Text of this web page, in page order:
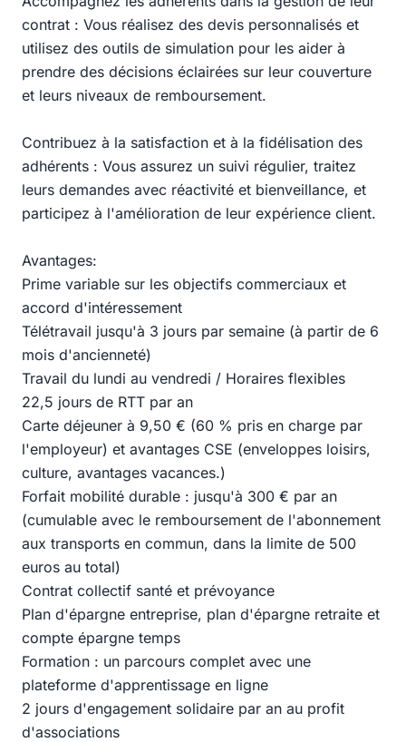
contrat : Vous réalisez des devis personnalisés et
utilisez des outils de simulation pour les aider à
prendre des décisions éclairées sur leur couverture
et leurs niveaux de remboursement.
Contribuez à la satisfaction et à la fidélisation des
adhérents : Vous assurez un suivi régulier, traitez
leurs demandes avec réactivité et bienveillance, et
participez à l'amélioration de leur expérience client.
Avantages:
Prime variable sur les objectifs commerciaux et
accord d'intéressement
Télétravail jusqu'à 3 jours par semaine (à partir de 6
mois d'ancienneté)
Travail du lundi au vendredi / Horaires flexibles
22,5 jours de RTT par an
Carte déjeuner à 9,50 € (60 % pris en charge par
l'employeur) et avantages CSE (enveloppes loisirs,
culture, avantages vacances.)
Forfait mobilité durable : jusqu'à 300 € par an
(cumulable avec le remboursement de l'abonnement
aux transports en commun, dans la limite de 500
euros au total)
Contrat collectif santé et prévoyance
Plan d'épargne entreprise, plan d'épargne retraite et
compte épargne temps
Formation : un parcours complet avec une
plateforme d'apprentissage en ligne
2 jours d'engagement solidaire par an au profit
d'associations